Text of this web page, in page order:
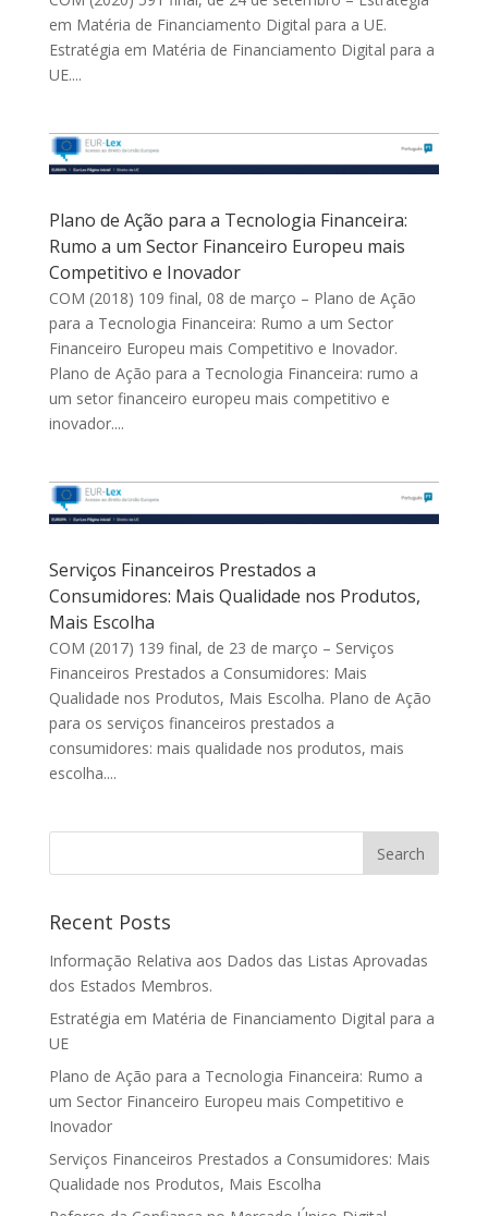
em Matéria de Financiamento Digital para a UE.
Estratégia em Matéria de Financiamento Digital para a
UE....
Plano de Ação para a Tecnologia Financeira:
Rumo a um Sector Financeiro Europeu mais
Competitivo e Inovador
COM (2018) 109 final, 08 de março – Plano de Ação
para a Tecnologia Financeira: Rumo a um Sector
Financeiro Europeu mais Competitivo e Inovador.
Plano de Ação para a Tecnologia Financeira: rumo a
um setor financeiro europeu mais competitivo e
inovador....
Serviços Financeiros Prestados a
Consumidores: Mais Qualidade nos Produtos,
Mais Escolha
COM (2017) 139 final, de 23 de março – Serviços
Financeiros Prestados a Consumidores: Mais
Qualidade nos Produtos, Mais Escolha. Plano de Ação
para os serviços financeiros prestados a
consumidores: mais qualidade nos produtos, mais
escolha....
Recent Posts
Informação Relativa aos Dados das Listas Aprovadas
dos Estados Membros.
Estratégia em Matéria de Financiamento Digital para a
UE
Plano de Ação para a Tecnologia Financeira: Rumo a
um Sector Financeiro Europeu mais Competitivo e
Inovador
Serviços Financeiros Prestados a Consumidores: Mais
Qualidade nos Produtos, Mais Escolha